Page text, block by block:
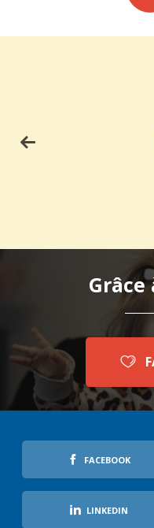
FACEBOOK
LINKEDIN